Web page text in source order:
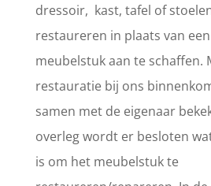
dressoir, kast, tafel of
restaureren in plaats van
meubelstuk aan te schaffen.
restauratie bij ons
samen met de eigenaar
overleg wordt er besloten
is om het meubelstuk te